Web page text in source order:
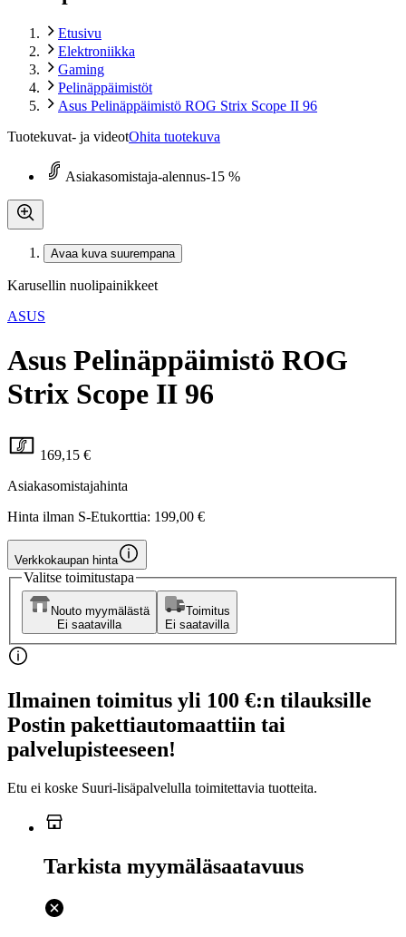
Etusivu
Elektroniikka
Gaming
Pelinäppäimistöt
Asus Pelinäppäimistö ROG Strix Scope II 96
Tuotekuvat- ja videotOhita tuotekuva
Asiakasomistaja-alennus-15 %
Avaa kuva suurempana
Karusellin nuolipainikkeet
ASUS
Asus Pelinäppäimistö ROG
Strix Scope II 96
169,15 €
Asiakasomistajahinta
Hinta ilman S-Etukorttia: 199,00 €
Verkkokaupan hinta
Valitse toimitustapa
Nouto myymälästä
Ei saatavilla
Toimitus
Ei saatavilla
Ilmainen toimitus yli 100 €:n tilauksille
Postin pakettiautomaattiin tai
palvelupisteeseen!
Etu ei koske Suuri‑lisäpalvelulla toimitettavia tuotteita.
Tarkista myymäläsaatavuus